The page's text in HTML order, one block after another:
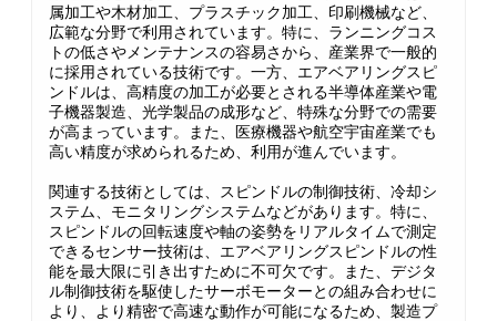
属加工や木材加工、プラスチック加工、印刷機械など、
広範な分野で利用されています。特に、ランニングコス
トの低さやメンテナンスの容易さから、産業界で一般的
に採用されている技術です。一方、エアベアリングスピ
ンドルは、高精度の加工が必要とされる半導体産業や電
子機器製造、光学製品の成形など、特殊な分野での需要
が高まっています。また、医療機器や航空宇宙産業でも
高い精度が求められるため、利用が進んでいます。
関連する技術としては、スピンドルの制御技術、冷却シ
ステム、モニタリングシステムなどがあります。特に、
スピンドルの回転速度や軸の姿勢をリアルタイムで測定
できるセンサー技術は、エアベアリングスピンドルの性
能を最大限に引き出すために不可欠です。また、デジタ
ル制御技術を駆使したサーボモーターとの組み合わせに
より、より精密で高速な動作が可能になるため、製造プ